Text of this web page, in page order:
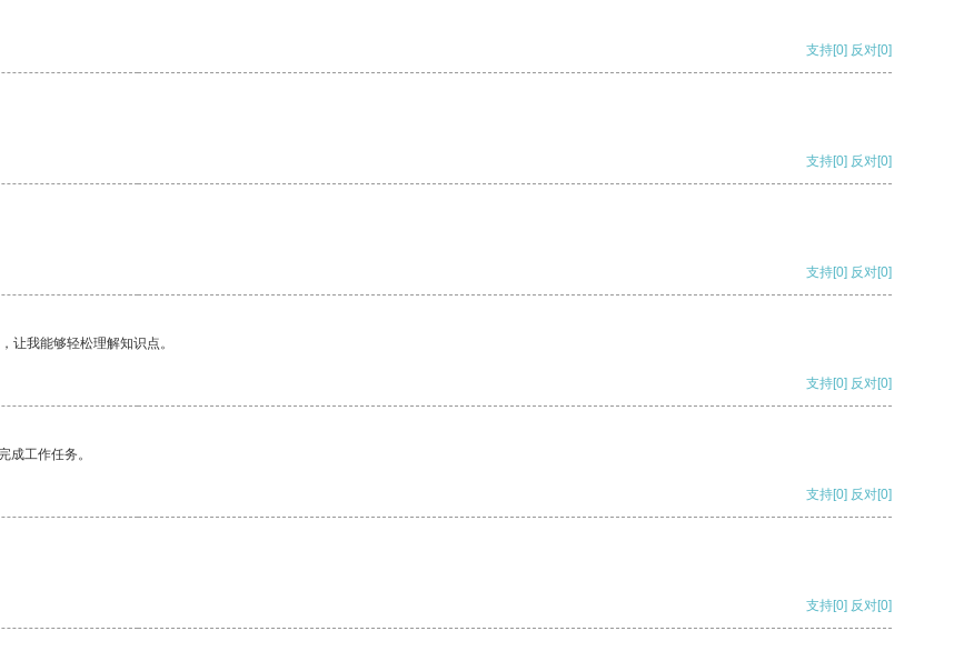
支持[0] 反对[0]
支持[0] 反对[0]
支持[0] 反对[0]
让我能够轻松理解知识点。
支持[0] 反对[0]
成工作任务。
支持[0] 反对[0]
支持[0] 反对[0]